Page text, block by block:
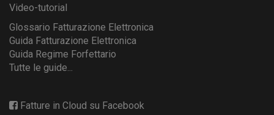
Video-tutorial
Glossario Fatturazione Elettronica
Guida Fatturazione Elettronica
Guida Regime Forfettario
Tutte le guide...
Fatture in Cloud su Facebook